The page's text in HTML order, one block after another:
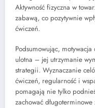
Aktywność fizyczna w
zabawą, co pozytywnie
ćwiczeń.
Podsumowując,
ulotna – jej utrzymanie
strategii. Wyznaczanie
ćwiczeń, regularność i
pomagają nie tylko
zachować